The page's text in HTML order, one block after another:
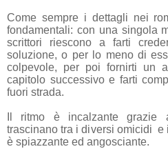
Come sempre i dettagli nei
fondamentali: con una singola
scrittori riescono a farti
soluzione, o per lo meno di
colpevole, per poi fornirti un
capitolo successivo e farti
fuori strada.
Il ritmo è incalzante
trascinano tra i diversi omicidi
è spiazzante ed angosciante.